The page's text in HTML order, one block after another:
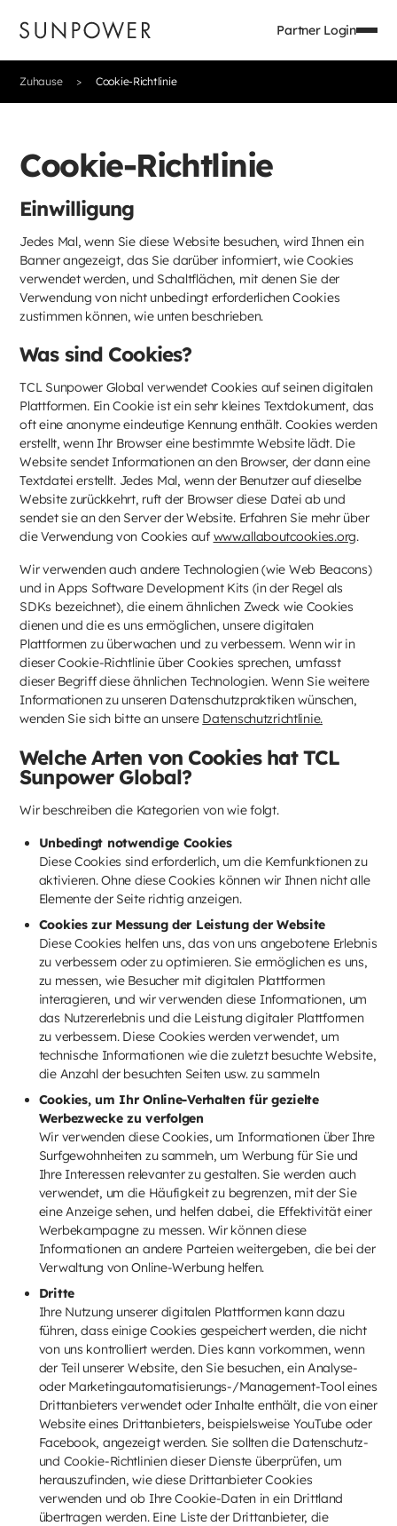
Partner Login
Zuhause Cookie-Richtlinie
Cookie-Richtlinie
Einwilligung
Jedes Mal, wenn Sie diese Website besuchen, wird Ihnen ein
Banner angezeigt, das Sie darüber informiert, wie Cookies
verwendet werden, und Schaltflächen, mit denen Sie der
Verwendung von nicht unbedingt erforderlichen Cookies
zustimmen können, wie unten beschrieben.
Was sind Cookies?
TCL Sunpower Global verwendet Cookies auf seinen digitalen
Plattformen. Ein Cookie ist ein sehr kleines Textdokument, das
oft eine anonyme eindeutige Kennung enthält. Cookies werden
erstellt, wenn Ihr Browser eine bestimmte Website lädt. Die
Website sendet Informationen an den Browser, der dann eine
Textdatei erstellt. Jedes Mal, wenn der Benutzer auf dieselbe
Website zurückkehrt, ruft der Browser diese Datei ab und
sendet sie an den Server der Website. Erfahren Sie mehr über
die Verwendung von Cookies auf www.allaboutcookies.org.
Wir verwenden auch andere Technologien (wie Web Beacons)
und in Apps Software Development Kits (in der Regel als
SDKs bezeichnet), die einem ähnlichen Zweck wie Cookies
dienen und die es uns ermöglichen, unsere digitalen
Plattformen zu überwachen und zu verbessern. Wenn wir in
dieser Cookie-Richtlinie über Cookies sprechen, umfasst
dieser Begriff diese ähnlichen Technologien. Wenn Sie weitere
Informationen zu unseren Datenschutzpraktiken wünschen,
wenden Sie sich bitte an unsere Datenschutzrichtlinie.
Welche Arten von Cookies hat TCL
Sunpower Global?
Wir beschreiben die Kategorien von wie folgt.
Unbedingt notwendige Cookies
Diese Cookies sind erforderlich, um die Kernfunktionen zu
aktivieren. Ohne diese Cookies können wir Ihnen nicht alle
Elemente der Seite richtig anzeigen.
Cookies zur Messung der Leistung der Website
Diese Cookies helfen uns, das von uns angebotene Erlebnis
zu verbessern oder zu optimieren. Sie ermöglichen es uns,
zu messen, wie Besucher mit digitalen Plattformen
interagieren, und wir verwenden diese Informationen, um
das Nutzererlebnis und die Leistung digitaler Plattformen
zu verbessern. Diese Cookies werden verwendet, um
technische Informationen wie die zuletzt besuchte Website,
die Anzahl der besuchten Seiten usw. zu sammeln
Cookies, um Ihr Online-Verhalten für gezielte
Werbezwecke zu verfolgen
Wir verwenden diese Cookies, um Informationen über Ihre
Surfgewohnheiten zu sammeln, um Werbung für Sie und
Ihre Interessen relevanter zu gestalten. Sie werden auch
verwendet, um die Häufigkeit zu begrenzen, mit der Sie
eine Anzeige sehen, und helfen dabei, die Effektivität einer
Werbekampagne zu messen. Wir können diese
Informationen an andere Parteien weitergeben, die bei der
Verwaltung von Online-Werbung helfen.
Dritte
Ihre Nutzung unserer digitalen Plattformen kann dazu
führen, dass einige Cookies gespeichert werden, die nicht
von uns kontrolliert werden. Dies kann vorkommen, wenn
der Teil unserer Website, den Sie besuchen, ein Analyse-
oder Marketingautomatisierungs-/Management-Tool eines
Drittanbieters verwendet oder Inhalte enthält, die von einer
Website eines Drittanbieters, beispielsweise YouTube oder
Facebook, angezeigt werden. Sie sollten die Datenschutz-
und Cookie-Richtlinien dieser Dienste überprüfen, um
herauszufinden, wie diese Drittanbieter Cookies
verwenden und ob Ihre Cookie-Daten in ein Drittland
übertragen werden. Eine Liste der Drittanbieter, die